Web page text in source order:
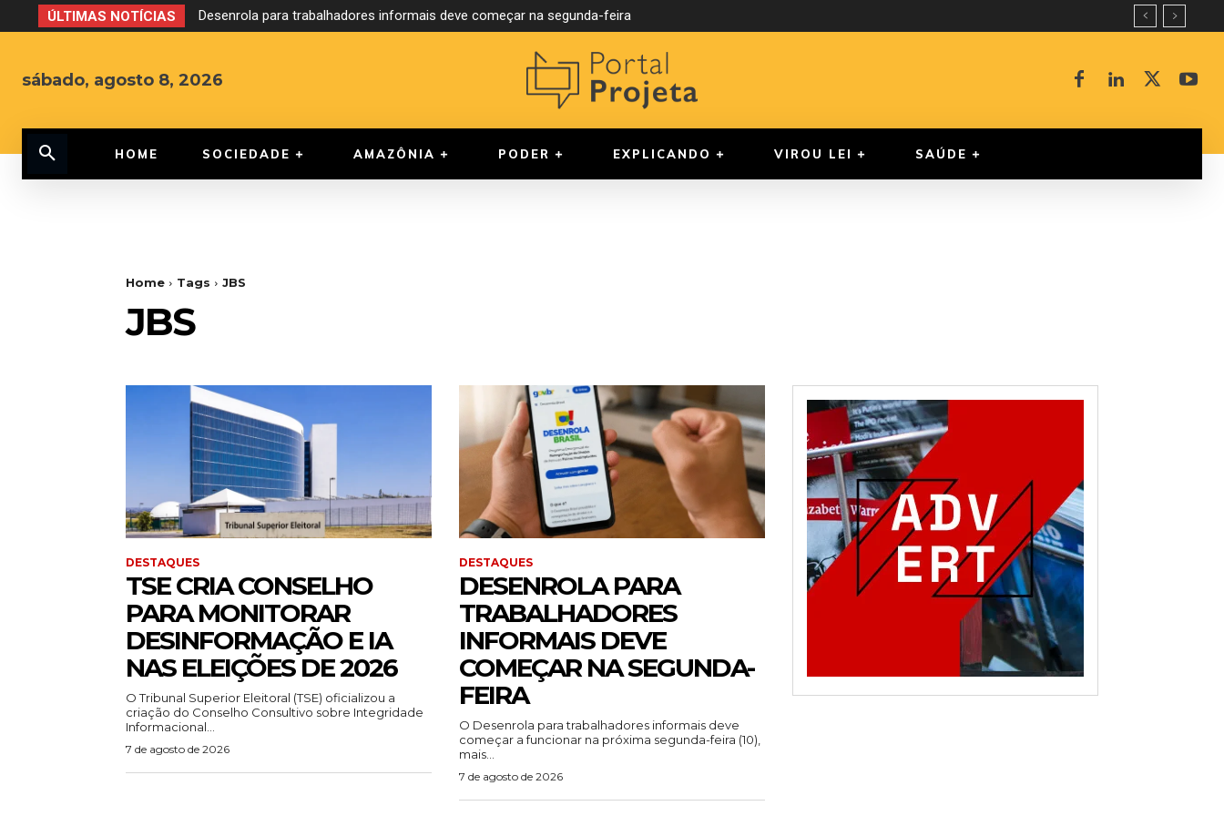
ÚLTIMAS NOTÍCIAS Desenrola para trabalhadores informais deve começar na segunda-feira
sábado, agosto 8, 2026
HOME SOCIEDADE AMAZÔNIA PODER EXPLICANDO VIROU LEI SAÚDE
Home Tags JBS
JBS
DESTAQUES
TSE CRIA CONSELHO
PARA MONITORAR
DESINFORMAÇÃO E IA
NAS ELEIÇÕES DE 2026
O Tribunal Superior Eleitoral (TSE) oficializou a
criação do Conselho Consultivo sobre Integridade
Informacional...
7 de agosto de 2026
DESTAQUES
DESENROLA PARA
TRABALHADORES
INFORMAIS DEVE
COMEÇAR NA SEGUNDA-
FEIRA
O Desenrola para trabalhadores informais deve
começar a funcionar na próxima segunda-feira (10),
mais...
7 de agosto de 2026